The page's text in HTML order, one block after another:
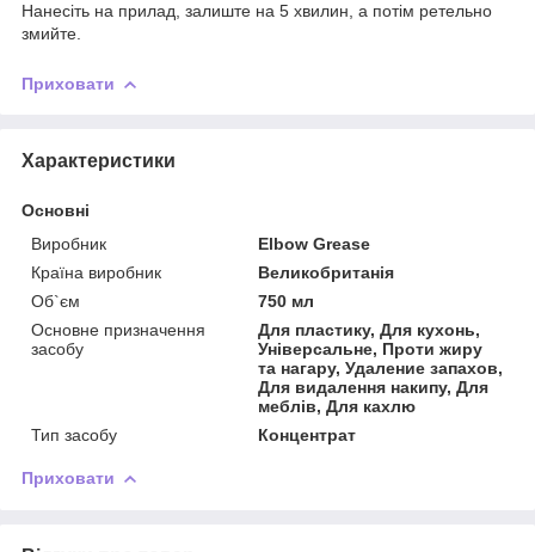
Нанесіть на прилад, залиште на 5 хвилин, а потім ретельно
змийте.
Приховати
Характеристики
Основні
Виробник
Elbow Grease
Країна виробник
Великобританія
Об`єм
750 мл
Основне призначення
засобу
Для пластику, Для кухонь,
Універсальне, Проти жиру
та нагару, Удаление запахов,
Для видалення накипу, Для
меблів, Для кахлю
Тип засобу
Концентрат
Приховати